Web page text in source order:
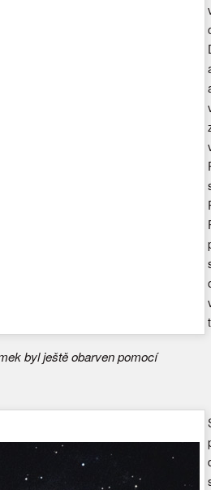
byl ještě obarven pomocí